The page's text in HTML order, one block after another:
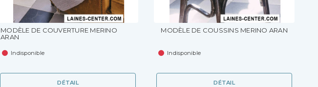
MODÈLE DE COUVERTURE MERINO
ARAN
Indisponible
DÉTAIL
MODÈLE DE COUSSINS MERINO ARAN
Indisponible
DÉTAIL